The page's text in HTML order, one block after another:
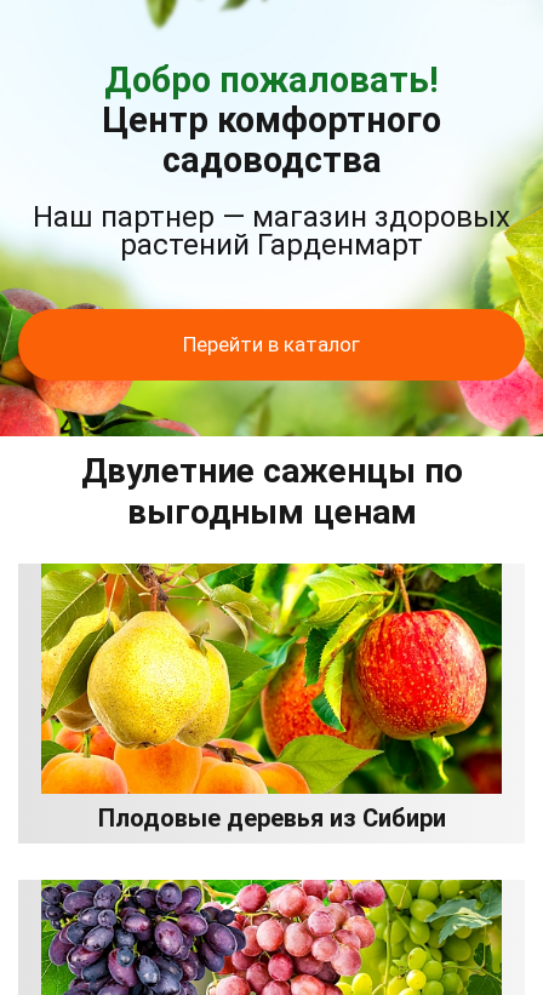
Добро пожаловать!
Центр комфортного
садоводства
Наш партнер — магазин здоровых
растений Гарденмарт
Перейти в каталог
Двулетние саженцы по
выгодным ценам
Плодовые деревья из Сибири